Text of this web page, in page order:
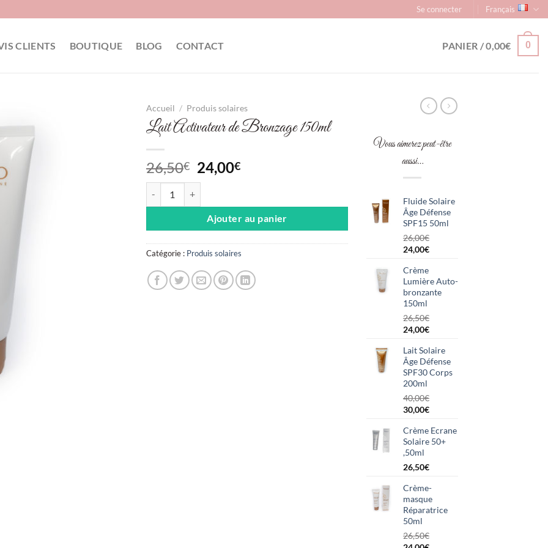
Se connecter Français
CLIENTS BOUTIQUE BLOG CONTACT PANIER /0,00€ 0
Accueil / Produis solaires
Lait Activateur de Bronzage 150ml
26,50€ Le
prix
était :
26,50€.
24,00€Le
est :
24,00€.
Ajouter au panier
Catégorie : Produis solaires
Vous aimerez peut-être
aussi…
Fluide Solaire
Âge Défense
SPF15 50ml
26,00€
Le
initial
était :
26,00€.
24,00€Le
est :
24,00€.
Crème
Lumière Auto-
bronzante
150ml
26,50€
Le
initial
était :
26,50€.
24,00€Le
actuel
est :
24,00€.
Lait Solaire
Âge Défense
SPF30 Corps
200ml
40,00€
Le
initial
était :
40,00€.
30,00€Le
actuel
est :
Crème Ecrane
Solaire 50+
,50ml
26,50€
Crème-
masque
Réparatrice
50ml
26,50€